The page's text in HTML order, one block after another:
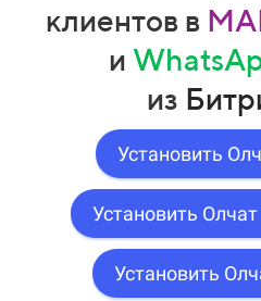
клиентов в
и
из
Установить
Установить
Установить